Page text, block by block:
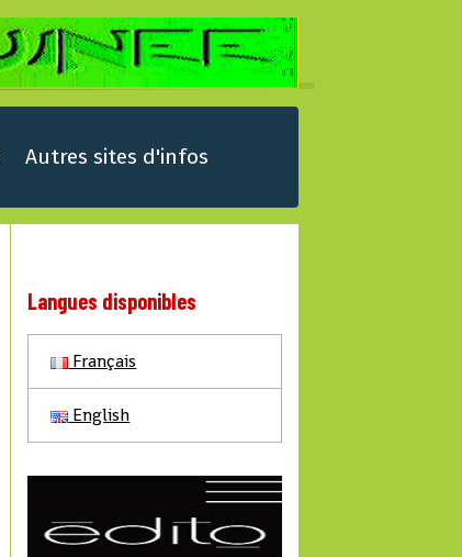
Autres sites d'infos
Langues disponibles
Français
English